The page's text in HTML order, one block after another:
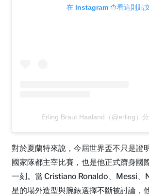
在 Instagram 查看這則貼
Erling Braut Haaland（@erling）
對於夏蘭特來說，今屆世界盃不只是證
國家隊都主宰比賽，也是他正式躋身國
一刻。當 Cristiano Ronaldo、Messi、
星的場外造型與腕錶選擇不斷被討論，